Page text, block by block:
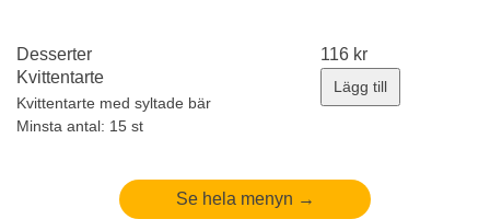
Desserter
Kvittentarte
Kvittentarte med syltade bär
Minsta antal: 15 st
116 kr
Lägg till
Se hela menyn →